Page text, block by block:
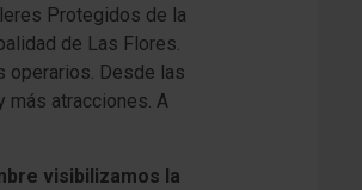
Protegidos de la
de Las Flores.
operarios. Desde las
más atracciones. A
visibilizamos la